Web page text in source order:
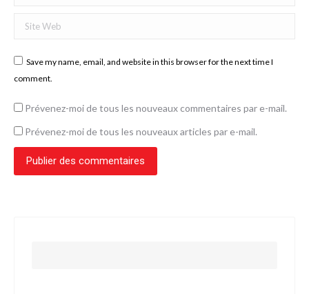
Site Web
Save my name, email, and website in this browser for the next time I
comment.
Prévenez-moi de tous les nouveaux commentaires par e-mail.
Prévenez-moi de tous les nouveaux articles par e-mail.
Publier des commentaires